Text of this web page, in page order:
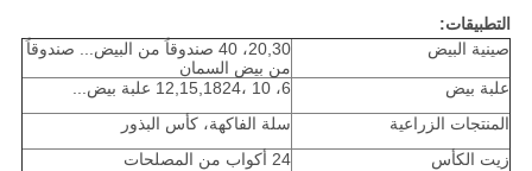
التطبيقات:
صينية البيض
20,30، 40 صندوقاً من البيض... صندوقاً
من بيض السمان
علبة بيض
6، 10 ،12,15,1824 علبة بيض...
المنتجات الزراعية
سلة الفاكهة، كأس البذور
زيت الكأس
24 أكواب من المصلحات